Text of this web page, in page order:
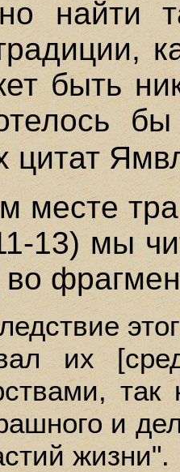
быть
бы
цитат
месте
13) мы
во
их
и
жизни".